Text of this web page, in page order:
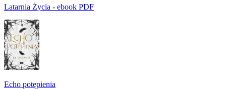
Latarnia Życia - ebook PDF
Echo potępienia